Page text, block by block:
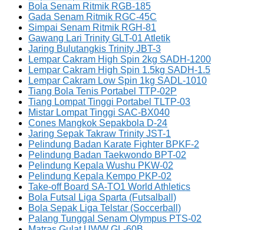
Bola Senam Ritmik RGB-185
Gada Senam Ritmik RGC-45C
Simpai Senam Ritmik RGH-81
Gawang Lari Trinity GLT-01 Atletik
Jaring Bulutangkis Trinity JBT-3
Lempar Cakram High Spin 2kg SADH-1200
Lempar Cakram High Spin 1.5kg SADH-1.5
Lempar Cakram Low Spin 1kg SADL-1010
Tiang Bola Tenis Portabel TTP-02P
Tiang Lompat Tinggi Portabel TLTP-03
Mistar Lompat Tinggi SAC-BX040
Cones Mangkok Sepakbola D-24
Jaring Sepak Takraw Trinity JST-1
Pelindung Badan Karate Fighter BPKF-2
Pelindung Badan Taekwondo BPT-02
Pelindung Kepala Wushu PKW-02
Pelindung Kepala Kempo PKP-02
Take-off Board SA-TO1 World Athletics
Bola Futsal Liga Sparta (Futsalball)
Bola Sepak Liga Telstar (Soccerball)
Palang Tunggal Senam Olympus PTS-02